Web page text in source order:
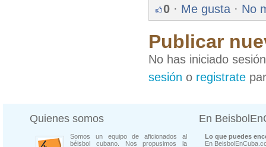
0 · Me gusta · No
Publicar
No has iniciado
sesión o registrate
Quienes somos
Somos un equipo de aficionados al
béisbol cubano. Nos propusimos la
En
Lo que puedes
En